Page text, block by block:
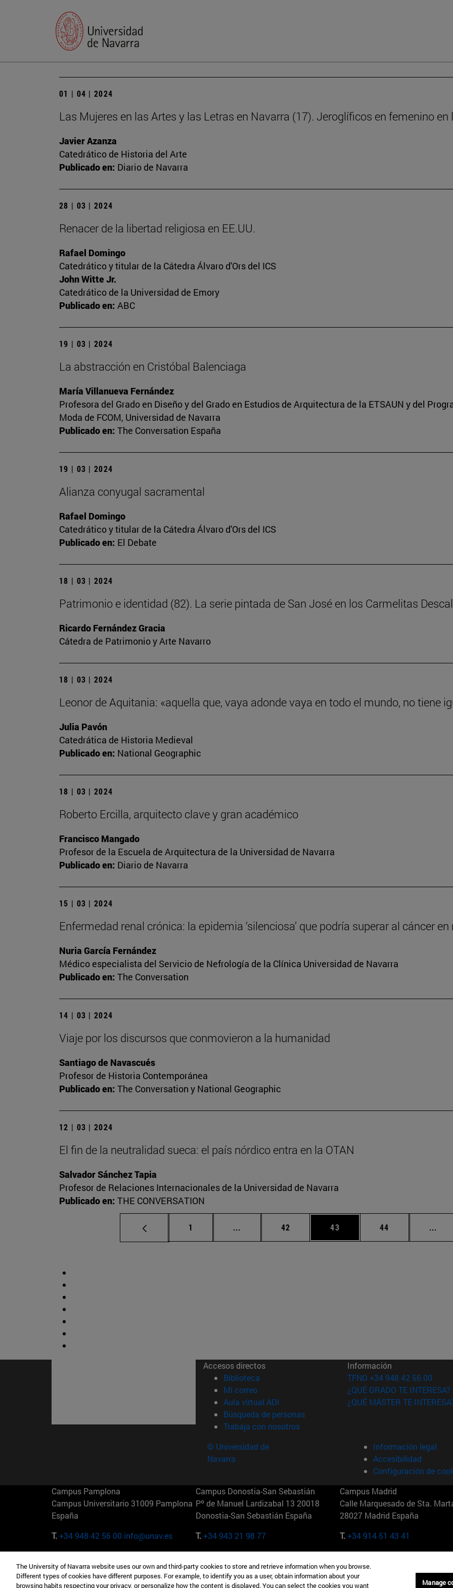
01 | 04 | 2024
Las Mujeres en las Artes y las Letras en Navarra (17). Jeroglíficos en femenino
Javier Azanza
Catedrático de Historia del Arte
Publicado en: Diario de Navarra
28 | 03 | 2024
Renacer de la libertad religiosa en EE.UU.
Rafael Domingo
Catedrático y titular de la Cátedra Álvaro d'Ors del ICS
John Witte Jr.
Catedrático de la Universidad de Emory
Publicado en: ABC
19 | 03 | 2024
La abstracción en Cristóbal Balenciaga
María Villanueva Fernández
Profesora del Grado en Diseño y del Grado en Estudios de Arquitectura de la ETSAUN y del
Moda de FCOM, Universidad de Navarra
Publicado en: The Conversation España
19 | 03 | 2024
Alianza conyugal sacramental
Rafael Domingo
Catedrático y titular de la Cátedra Álvaro d'Ors del ICS
Publicado en: El Debate
18 | 03 | 2024
Patrimonio e identidad (82). La serie pintada de San José en los Carmelitas
Ricardo Fernández Gracia
Cátedra de Patrimonio y Arte Navarro
18 | 03 | 2024
Leonor de Aquitania: «aquella que, vaya adonde vaya en todo el mundo, no tiene
Julia Pavón
Catedrática de Historia Medieval
Publicado en: National Geographic
18 | 03 | 2024
Roberto Ercilla, arquitecto clave y gran académico
Francisco Mangado
Profesor de la Escuela de Arquitectura de la Universidad de Navarra
Publicado en: Diario de Navarra
15 | 03 | 2024
Enfermedad renal crónica: la epidemia ‘silenciosa’ que podría superar al cáncer
Nuria García Fernández
Médico especialista del Servicio de Nefrología de la Clínica Universidad de Navarra
Publicado en: The Conversation
14 | 03 | 2024
Viaje por los discursos que conmovieron a la humanidad
Santiago de Navascués
Profesor de Historia Contemporánea
Publicado en: The Conversation y National Geographic
12 | 03 | 2024
El fin de la neutralidad sueca: el país nórdico entra en la OTAN
Salvador Sánchez Tapia
Profesor de Relaciones Internacionales de la Universidad de Navarra
Publicado en: THE CONVERSATION
Página
1 ... Páginas intermedias Use TAB para desplazarse.
Página
42 Página
43 Página
44 ...
Accesos directos
Biblioteca (abre en nueva ventana)
Mi correo(abre en nueva ventana)
Aula virtual ADI (abre en nueva ventana)
Búsqueda de personas(abre en nueva ventana)
Trabaja con nosotros(abre en nueva ventana)
Información
TFNO +34 948 42 56 00
¿QUÉ GRADO TE INTERESA?
¿QUÉ MÁSTER TE
© Universidad de
Navarra
Información legal
Accesibilidad
Configuración de
Campus Pamplona
Campus Universitario 31009 Pamplona
España
T.+34 948 42 56 00 info@unav.es
Campus Donostia-San Sebastián
Pº de Manuel Lardizabal 13 20018
Donostia-San Sebastián España
T.+34 943 21 98 77
Campus Madrid
Calle Marquesado de Sta.
28027 Madrid España
T.+34 914 51 43 41
Camino del Cerro Águila 3 28023
Madrid España
165 W 57th St 10019-2201 Nueva York
EE.UU
Maria-Theresia-Straße 15
Múnich Alemania
The University of Navarra website uses our own and third-party cookies to store and retrieve information when you browse.
Different types of cookies have different purposes. For example, to identify you as a user, obtain information about your
browsing habits respecting your privacy, or personalize how the content is displayed. You can select the cookies you want
Manage